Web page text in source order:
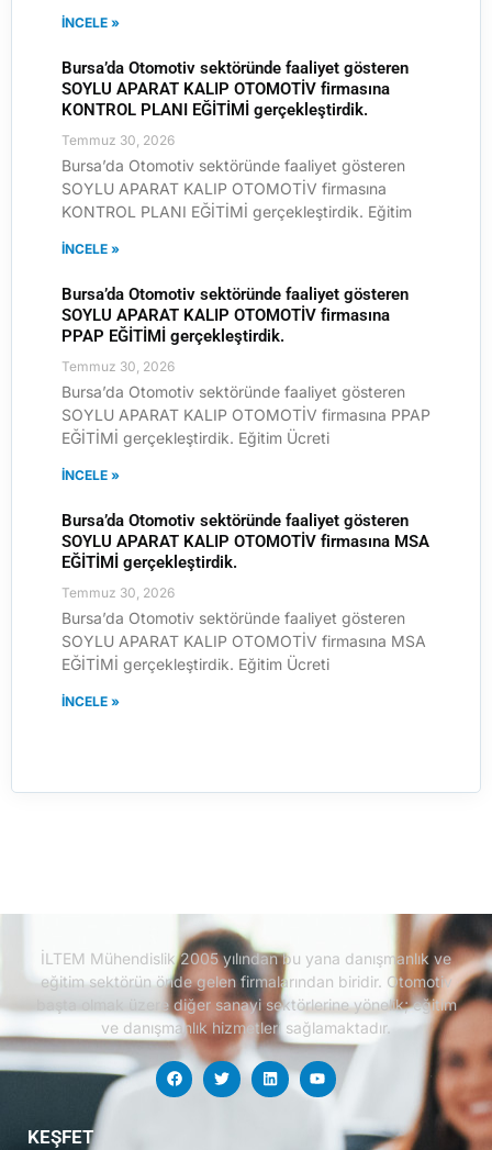
İNCELE »
Bursa’da Otomotiv sektöründe faaliyet gösteren
SOYLU APARAT KALIP OTOMOTİV firmasına
KONTROL PLANI EĞİTİMİ gerçekleştirdik.
Temmuz 30, 2026
Bursa’da Otomotiv sektöründe faaliyet gösteren
SOYLU APARAT KALIP OTOMOTİV firmasına
KONTROL PLANI EĞİTİMİ gerçekleştirdik. Eğitim
İNCELE »
Bursa’da Otomotiv sektöründe faaliyet gösteren
SOYLU APARAT KALIP OTOMOTİV firmasına
PPAP EĞİTİMİ gerçekleştirdik.
Temmuz 30, 2026
Bursa’da Otomotiv sektöründe faaliyet gösteren
SOYLU APARAT KALIP OTOMOTİV firmasına PPAP
EĞİTİMİ gerçekleştirdik. Eğitim Ücreti
İNCELE »
Bursa’da Otomotiv sektöründe faaliyet gösteren
SOYLU APARAT KALIP OTOMOTİV firmasına MSA
EĞİTİMİ gerçekleştirdik.
Temmuz 30, 2026
Bursa’da Otomotiv sektöründe faaliyet gösteren
SOYLU APARAT KALIP OTOMOTİV firmasına MSA
EĞİTİMİ gerçekleştirdik. Eğitim Ücreti
İNCELE »
İLTEM Mühendislik 2005 yılından bu yana danışmanlık ve
eğitim sektörün önde gelen firmalarından biridir. Otomotiv
başta olmak üzere diğer sanayi sektörlerine yönelik; eğitim
ve danışmanlık hizmetleri sağlamaktadır.
KEŞFET